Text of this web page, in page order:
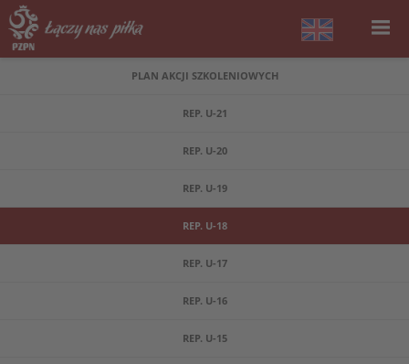
PLAN AKCJI SZKOLENIOWYCH
REP. U-21
REP. U-20
REP. U-19
REP. U-18
REP. U-17
REP. U-16
REP. U-15